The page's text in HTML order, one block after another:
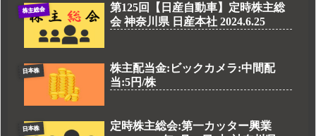
株主総会
第125回【日産自動車】定時株主総
会 神奈川県 日産本社 2024.6.25
日本株
株主配当金:ビックカメラ:中間配
当:5円/株
日本株
定時株主総会:第一カッター興業